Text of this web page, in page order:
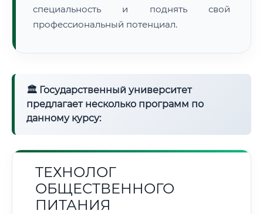
специальность и поднять свой
профессиональный потенциал.
🏛 Государственный университет
предлагает несколько программ по
данному курсу:
ТЕХНОЛОГ
ОБЩЕСТВЕННОГО
ПИТАНИЯ